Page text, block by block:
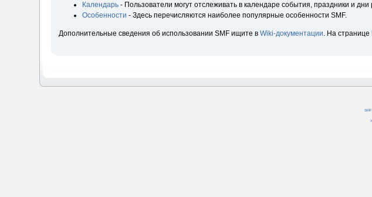
Календарь- Пользователи могут отслеживать в календаре события, праздники и
Особенности - Здесь перечисляются наиболее популярные особенности SMF.
Дополнительные сведения об использовании SMF ищите в Wiki-документации . На странице